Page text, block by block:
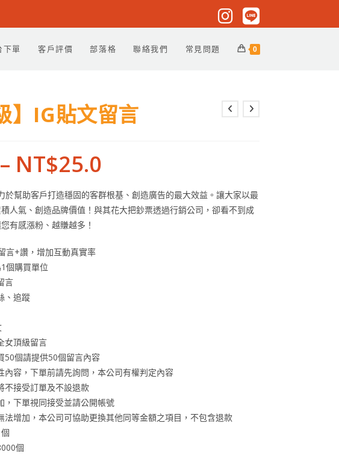
下單 客戶評價 部落格 聯絡我們 常見問題 0
】IG貼文留言
– NT$25.0
幫助客戶打造穩固的客群根基、創造廣告的最大效益。讓大家以最
人氣、創造品牌價值！與其花大把鈔票透過行銷公司，卻看不到成
有感漲粉、越賺越多！
言+讚，增加互動真實率
個購買單位
言
、追蹤
女頂級留言
50個請提供50個留言內容
內容，下單前請先詢問，本公司有權判定內容
不接受訂單及不設退款
，下單視同接受並請公開帳號
法增加，本公司可協助更換其他同等金額之項目，不包含退款
個